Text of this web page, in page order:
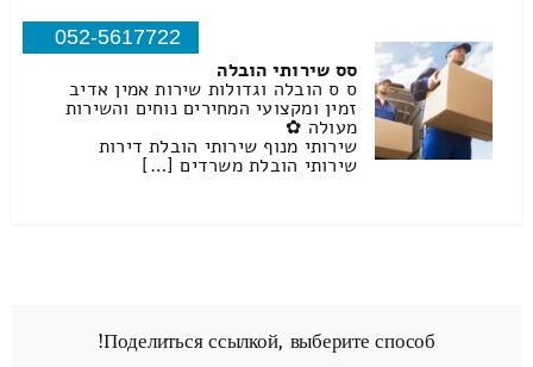
052-5617722
סס שירותי הובלה
ס ס הובלה וגדולות שירות אמין אדיב
זמין ומקצועי המחירים נוחים והשירות
מעולה ✿
שירותי מנוף שירותי הובלת דירות
שירותי הובלת משרדים […]
Поделиться ссылкой, выберите способ!